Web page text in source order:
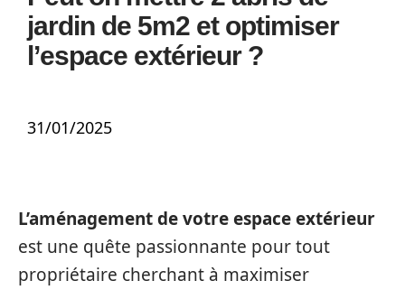
jardin de 5m2 et optimiser
l’espace extérieur ?
31/01/2025
L’aménagement de votre espace extérieur
est une quête passionnante pour tout
propriétaire cherchant à maximiser